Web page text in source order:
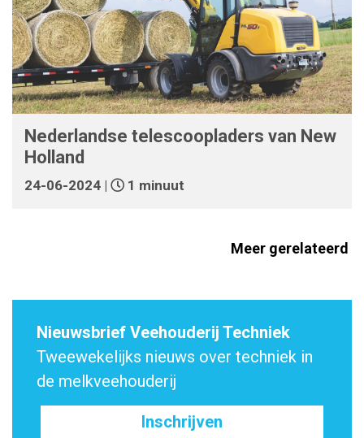
Nederlandse telescoopladers van New
Holland
24-06-2024 | 1 minuut
Meer gerelateerd
Nieuwsbrief Veehouderij Techniek
Tweewekelijks nieuws over techniek in
de melkveehouderij
Inschrijven